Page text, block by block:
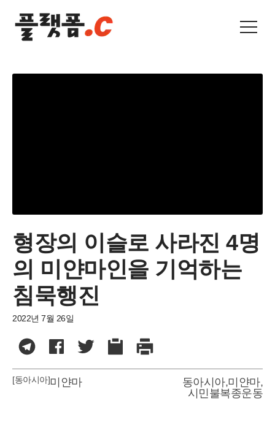
형장의 이슬로 사라진 4명
의 미얀마인을 기억하는
침묵행진
2022년 7월 26일
[동아시아]미얀마 동아시아,미얀마,
시민불복종운동